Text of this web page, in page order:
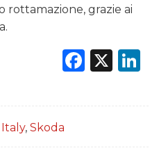
rottamazione, grazie ai
X
, Skoda